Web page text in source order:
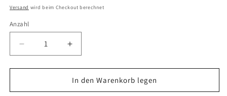
Preis
Versand wird beim Checkout berechnet
Anzahl
Verringere
die
Menge
Telemecanique
Erhöhe
die
Menge
für
Telemecanique
In den Warenkorb legen